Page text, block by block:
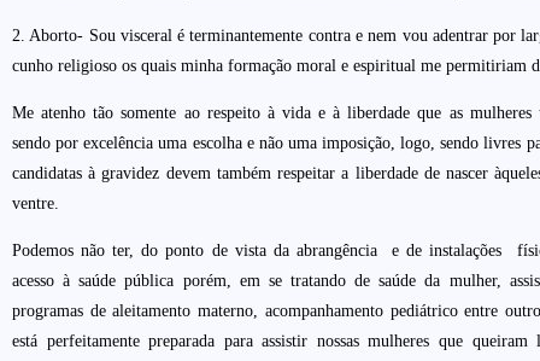
2. Aborto- Sou visceral é terminantemente contra e nem vou adentrar por
cunho religioso os quais minha formação moral e espiritual me permitiriam
Me atenho tão somente ao respeito à vida e à liberdade que as mulheres
sendo por excelência uma escolha e não uma imposição, logo, sendo livres
candidatas à gravidez devem também respeitar a liberdade de nascer
ventre.
Podemos não ter, do ponto de vista da abrangência e de instalações
acesso à saúde pública porém, em se tratando de saúde da mulher,
programas de aleitamento materno, acompanhamento pediátrico entre
está perfeitamente preparada para assistir nossas mulheres que